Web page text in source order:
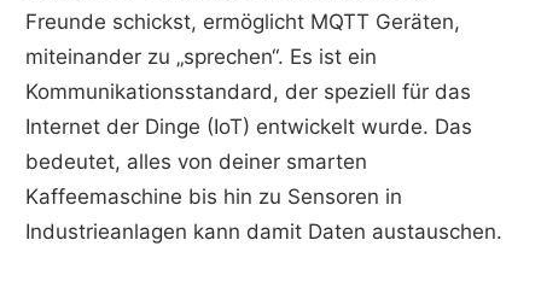
Freunde schickst, ermöglicht MQTT Geräten,
miteinander zu „sprechen“. Es ist ein
Kommunikationsstandard, der speziell für das
Internet der Dinge (IoT) entwickelt wurde. Das
bedeutet, alles von deiner smarten
Kaffeemaschine bis hin zu Sensoren in
Industrieanlagen kann damit Daten austauschen.